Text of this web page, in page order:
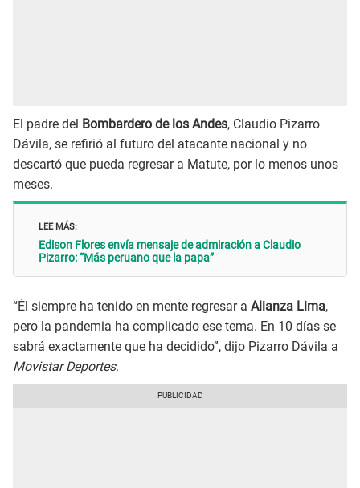
El padre del Bombardero de los Andes, Claudio Pizarro
Dávila, se refirió al futuro del atacante nacional y no
descartó que pueda regresar a Matute, por lo menos unos
meses.
LEE MÁS:
Edison Flores envía mensaje de admiración a Claudio
Pizarro: “Más peruano que la papa”
“Él siempre ha tenido en mente regresar a Alianza Lima,
pero la pandemia ha complicado ese tema. En 10 días se
sabrá exactamente que ha decidido”, dijo Pizarro Dávila a
Movistar Deportes.